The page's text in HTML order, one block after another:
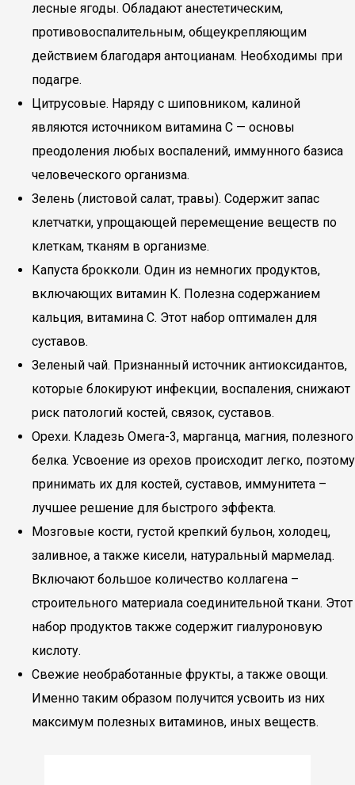
лесные ягоды. Обладают анестетическим,
противовоспалительным, общеукрепляющим
действием благодаря антоцианам. Необходимы при
подагре.
Цитрусовые. Наряду с шиповником, калиной
являются источником витамина С — основы
преодоления любых воспалений, иммунного базиса
человеческого организма.
Зелень (листовой салат, травы). Содержит запас
клетчатки, упрощающей перемещение веществ по
клеткам, тканям в организме.
Капуста брокколи. Один из немногих продуктов,
включающих витамин К. Полезна содержанием
кальция, витамина С. Этот набор оптимален для
суставов.
Зеленый чай. Признанный источник антиоксидантов,
которые блокируют инфекции, воспаления, снижают
риск патологий костей, связок, суставов.
Орехи. Кладезь Омега-3, марганца, магния, полезного
белка. Усвоение из орехов происходит легко, поэтому
принимать их для костей, суставов, иммунитета –
лучшее решение для быстрого эффекта.
Мозговые кости, густой крепкий бульон, холодец,
заливное, а также кисели, натуральный мармелад.
Включают большое количество коллагена –
строительного материала соединительной ткани. Этот
набор продуктов также содержит гиалуроновую
кислоту.
Свежие необработанные фрукты, а также овощи.
Именно таким образом получится усвоить из них
максимум полезных витаминов, иных веществ.